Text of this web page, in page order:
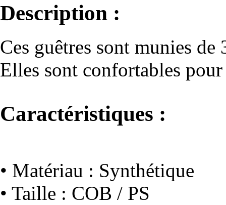
Description :
Ces guêtres sont munies
Elles sont confortables
Caractéristiques :
• Matériau : Synthétique
• Taille : COB / PS